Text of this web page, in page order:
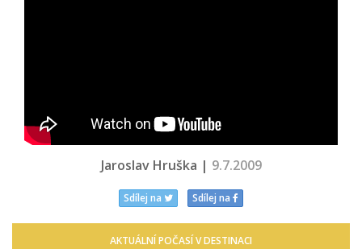
Jaroslav Hruška | 9.7.2009
Sdílej na Sdílej na
AKTUÁLNÍ POČASÍ V DESTINACI